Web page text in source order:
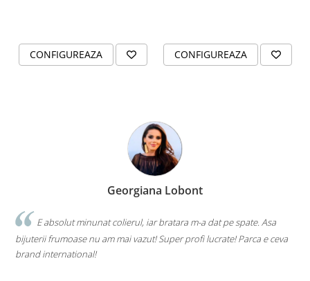
CONFIGUREAZA CONFIGUREAZA
Georgiana Lobont
E absolut minunat colierul, iar bratara m-a dat pe spate. Asa
bijuterii frumoase nu am mai vazut! Super profi lucrate! Parca e ceva
brand international!